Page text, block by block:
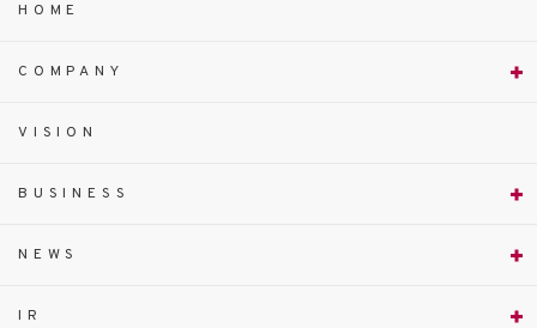
HOME
COMPANY
VISION
BUSINESS
NEWS
IR